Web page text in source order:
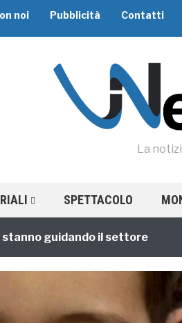
noi Pubblicità Contatti
La
SPETTACOLO
guidando il settore 1